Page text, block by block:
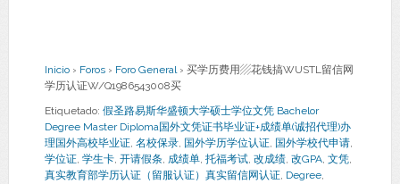
Inicio › Foros › Foro General › 买学历费用▨花钱搞WUSTL留信网
学历认证W/Q1986543008买
Etiquetado: 假圣路易斯华盛顿大学硕士学位文凭 Bachelor
Degree Master Diploma国外文凭证书毕业证+成绩单(诚招代理)办
理国外高校毕业证, 名校保录, 国外学历学位认证, 国外学校代申请,
学位证, 学生卡, 开请假条, 成绩单, 托福考试, 改成绩, 改GPA, 文凭,
真实教育部学历认证（留服认证）真实留信网认证, Degree,